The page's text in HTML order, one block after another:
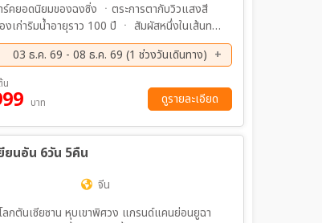
คยอดนิยมของฉงซิ่ง ㆍตระการตากับวิวแสงสี
ก่าริมน้ำอายุราว 100 ปี ㆍ สัมผัสหนึ่งในเส้นทาง
แม่น้ำกังสุ่ย ชมแสงสีแสงที่สวยงาม ล่องเรือ
ธรรมชาติสองข้างทาง ล่องแพหุบเขาปลาคราฟ
03 ธ.ค. 69 - 08 ธ.ค. 69 (1 ช่วงวันเดินทาง)
น
บาท ดูรายละเอียด
ยนอัน 6วัน 5คืน
จีน
กตันเซียซาน หุบเขาพิศวง แกรนด์แคนย่อนยูฉา